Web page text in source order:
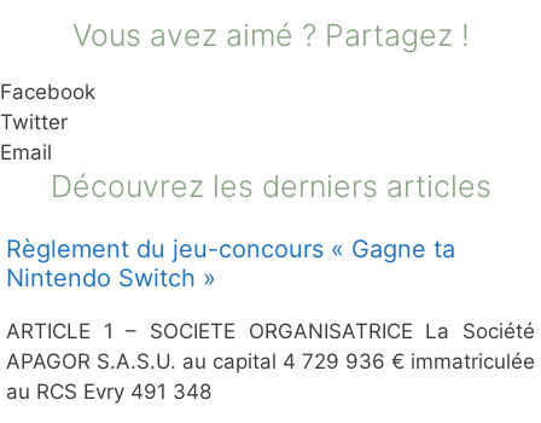
Vous avez aimé ? Partagez !
Facebook
Twitter
Email
Découvrez les derniers articles
Règlement du jeu-concours « Gagne ta
Nintendo Switch »
ARTICLE 1 – SOCIETE ORGANISATRICE La Société
APAGOR S.A.S.U. au capital 4 729 936 € immatriculée
au RCS Evry 491 348